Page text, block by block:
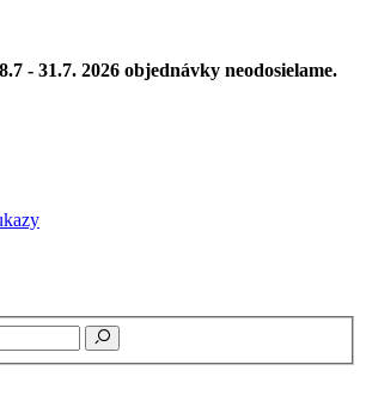
- 31.7. 2026 objednávky neodosielame.